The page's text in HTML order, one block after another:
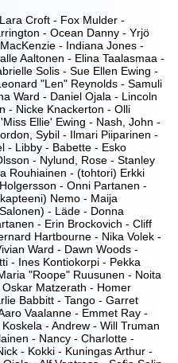
Croft - Fox Mulder -
- Ocean Danny - Yrjö
- Indiana Jones -
Aaltonen - Elina Taalasmaa -
Solis - Sue Ellen Ewing -
"Len" Reynolds - Samuli
Ward - Daniel Ojala - Lincoln
- Nicke Knackerton - Olli
Ellie' Ewing - Nash, John -
Sybil - Ilmari Piiparinen -
- Libby - Babette - Esko
- Nylund, Rose - Stanley
Rouhiainen - (tohtori) Erkki
- Onni Partanen -
Nemo - Maija
- Läde - Donna
- Erin Brockovich - Cliff
Hartbourne - Nika Volek -
Ward - Dawn Woods -
- Ines Kontiokorpi - Pekka
"Roope" Ruusunen - Noita
Matzerath - Homer
Babbitt - Tango - Garret
Vaalanne - Emmet Ray -
- Andrew - Will Truman
- Nancy - Charlotte -
- Kokki - Kuningas Arthur -